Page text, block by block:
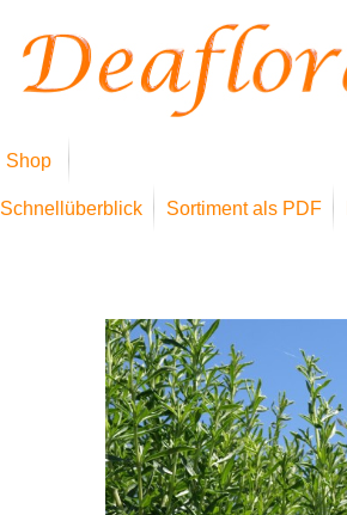
Shop
Schnellüberblick Sortiment als PDF